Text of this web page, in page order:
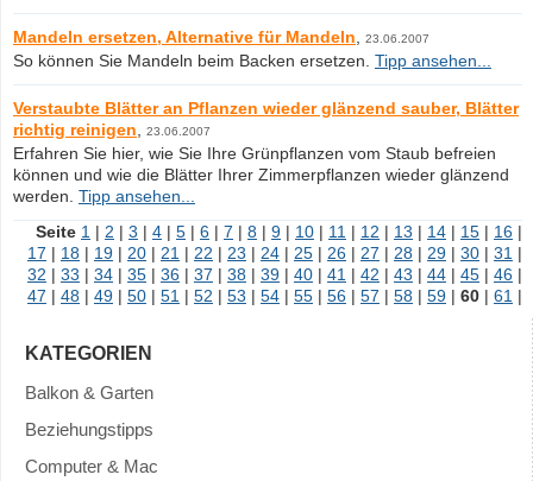
Mandeln ersetzen, Alternative für Mandeln 23.06.2007
So können Sie Mandeln beim Backen ersetzen. Tipp ansehen...
Verstaubte Blätter an Pflanzen wieder glänzend sauber, Blätter
richtig reinigen
23.06.2007
Erfahren Sie hier, wie Sie Ihre Grünpflanzen vom Staub befreien
können und wie die Blätter Ihrer Zimmerpflanzen wieder glänzend
werden. Tipp ansehen...
Seite 1 | 2 | 3 | 4 | 5 | 6 | 7 | 8 | 9 | 10 | 11 | 12 | 13 | 14 | 15 | 16 |
17 | 18 | 19 | 20 | 21 | 22 | 23 | 24 | 25 | 26 | 27 | 28 | 29 | 30 | 31 |
32 | 33 | 34 | 35 | 36 | 37 | 38 | 39 | 40 | 41 | 42 | 43 | 44 | 45 | 46 |
47 | 48 | 49 | 50 | 51 | 52 | 53 | 54 | 55 | 56 | 57 | 58 | 59 | 60 | 61 |
KATEGORIEN
Balkon & Garten
Beziehungstipps
Computer & Mac